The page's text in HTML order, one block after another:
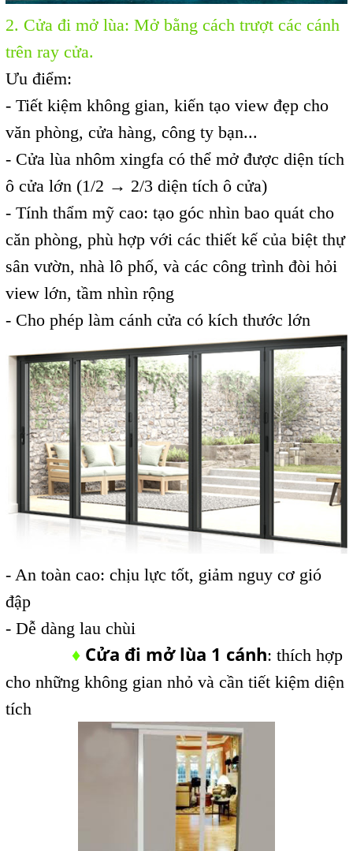
2. Cửa đi mở lùa: Mở bằng cách trượt các cánh
trên ray cửa.
Ưu điểm:
- Tiết kiệm không gian, kiến tạo view đẹp cho
văn phòng, cửa hàng, công ty bạn...
- Cửa lùa nhôm xingfa có thể mở được diện tích
ô cửa lớn (1/2 → 2/3 diện tích ô cửa)
- Tính thẩm mỹ cao: tạo góc nhìn bao quát cho
căn phòng, phù hợp với các thiết kế của biệt thự
sân vườn, nhà lô phố, và các công trình đòi hỏi
view lớn, tầm nhìn rộng
- Cho phép làm cánh cửa có kích thước lớn
- An toàn cao: chịu lực tốt, giảm nguy cơ gió
đập
- Dễ dàng lau chùi
♦ Cửa đi mở lùa 1 cánh: thích hợp
cho những không gian nhỏ và cần tiết kiệm diện
tích